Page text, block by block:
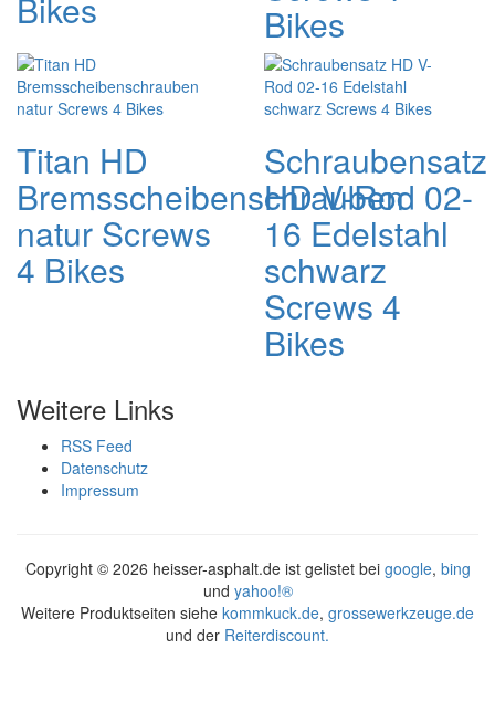
Bikes
Titan HD
Bremsscheibenschrauben
natur Screws
4 Bikes
Schraubensatz
HD V-Rod 02-
16 Edelstahl
schwarz
Screws 4
Bikes
Weitere Links
RSS Feed
Datenschutz
Impressum
Copyright © 2026 heisser-asphalt.de ist gelistet bei google, bing
und yahoo!®
Weitere Produktseiten siehe kommkuck.de, grossewerkzeuge.de
und der Reiterdiscount.